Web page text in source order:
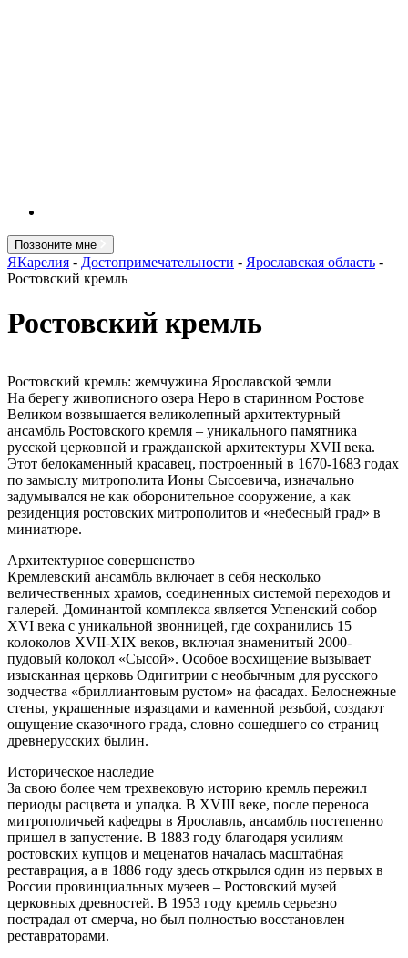
Позвоните мне
ЯКарелия - Достопримечательности - Ярославская область -
Ростовский кремль
Ростовский кремль
Ростовский кремль: жемчужина Ярославской земли
На берегу живописного озера Неро в старинном Ростове
Великом возвышается великолепный архитектурный
ансамбль Ростовского кремля – уникального памятника
русской церковной и гражданской архитектуры XVII века.
Этот белокаменный красавец, построенный в 1670-1683 годах
по замыслу митрополита Ионы Сысоевича, изначально
задумывался не как оборонительное сооружение, а как
резиденция ростовских митрополитов и «небесный град» в
миниатюре.
Архитектурное совершенство
Кремлевский ансамбль включает в себя несколько
величественных храмов, соединенных системой переходов и
галерей. Доминантой комплекса является Успенский собор
XVI века с уникальной звонницей, где сохранились 15
колоколов XVII-XIX веков, включая знаменитый 2000-
пудовый колокол «Сысой». Особое восхищение вызывает
изысканная церковь Одигитрии с необычным для русского
зодчества «бриллиантовым рустом» на фасадах. Белоснежные
стены, украшенные изразцами и каменной резьбой, создают
ощущение сказочного града, словно сошедшего со страниц
древнерусских былин.
Историческое наследие
За свою более чем трехвековую историю кремль пережил
периоды расцвета и упадка. В XVIII веке, после переноса
митрополичьей кафедры в Ярославль, ансамбль постепенно
пришел в запустение. В 1883 году благодаря усилиям
ростовских купцов и меценатов началась масштабная
реставрация, а в 1886 году здесь открылся один из первых в
России провинциальных музеев – Ростовский музей
церковных древностей. В 1953 году кремль серьезно
пострадал от смерча, но был полностью восстановлен
реставраторами.